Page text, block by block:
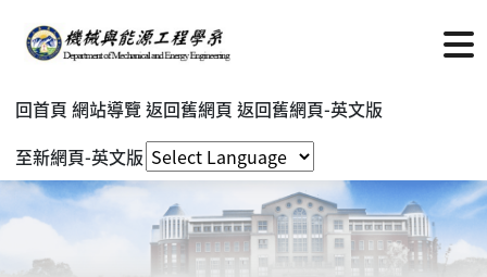
回首頁 網站導覽返回舊網頁 返回舊網頁-英文版
至新網頁-英文版